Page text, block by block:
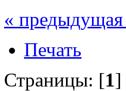
« предыдущая
Печать
Страницы: [1]